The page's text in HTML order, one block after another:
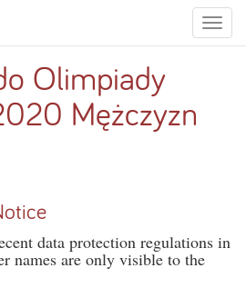
Toggle
Olimpiady
Mężczyzn
data protection regulations in
names are only visible to the